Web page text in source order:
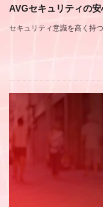
AVGセキュリティの
セキュリティ意識を高く持